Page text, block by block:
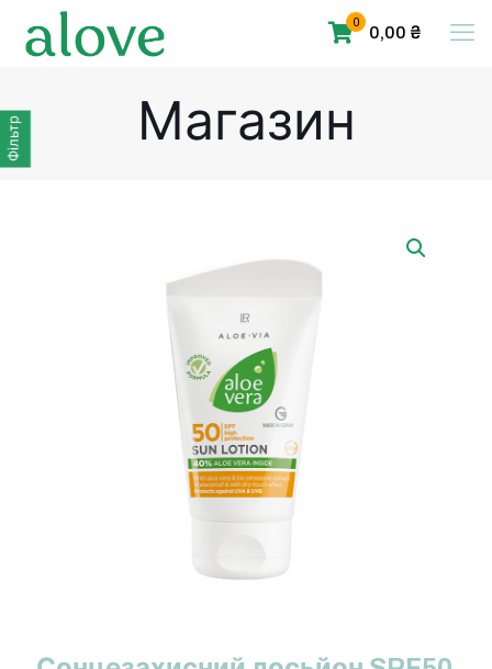
0
0,00 ₴
Магазин
Фільтр